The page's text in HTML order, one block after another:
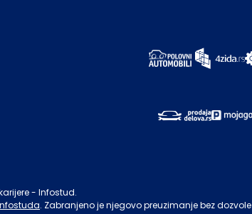
- Infostud.
. Zabranjeno je njegovo preuzimanje bez dozvole